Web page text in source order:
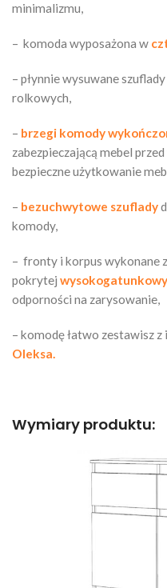
minimalizmu,
– komoda wyposażona w
– płynnie wysuwane
rolkowych,
– brzegi komody
zabezpieczającą mebel
bezpieczne użytkowanie
– bezuchwytowe szuflady
komody,
– fronty i korpus wykonane z
pokrytej
odporności na zarysowanie,
– komodę łatwo zestawisz
Oleksa.
Wymiary produktu: